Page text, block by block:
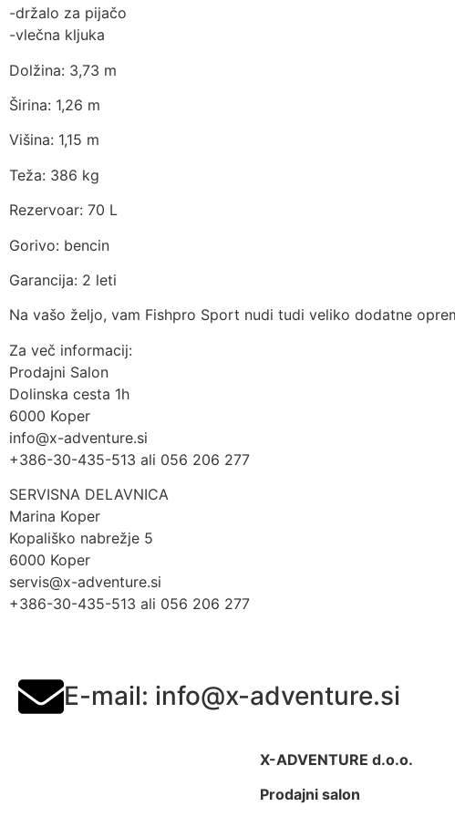
-držalo za pijačo
-vlečna kljuka
Dolžina: 3,73 m
Širina: 1,26 m
Višina: 1,15 m
Teža: 386 kg
Rezervoar: 70 L
Gorivo: bencin
Garancija: 2 leti
Na vašo željo, vam Fishpro Sport nudi tudi veliko dodatne
Za več informacij:
Prodajni Salon
Dolinska cesta 1h
6000 Koper
info@x-adventure.si
+386-30-435-513 ali 056 206 277
SERVISNA DELAVNICA
Marina Koper
Kopališko nabrežje 5
6000 Koper
servis@x-adventure.si
+386-30-435-513 ali 056 206 277
E-mail: info@x-adventure.si
X-ADVENTURE d.o.o.
Prodajni salon